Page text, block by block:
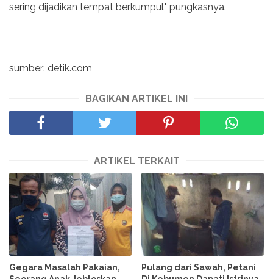
sering dijadikan tempat berkumpul," pungkasnya.
sumber: detik.com
BAGIKAN ARTIKEL INI
ARTIKEL TERKAIT
Gegara Masalah Pakaian,
Pulang dari Sawah, Petani